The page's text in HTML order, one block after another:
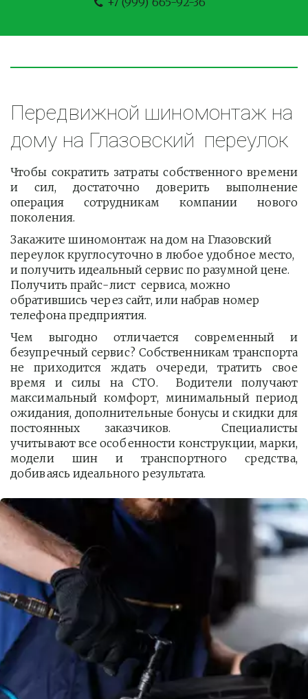
Передвижной шиномонтаж на
дому на Глазовский  переулок
Чтобы сократить затраты собственного времени
и сил, достаточно доверить выполнение
операция сотрудникам компании нового
поколения.
Закажите шиномонтаж на дом на Глазовский
переулок круглосуточно в любое удобное место,
и получить идеальный сервис по разумной цене.
Получить прайс-лист  сервиса, можно
обратившись через сайт, или набрав номер
телефона предприятия.
Чем выгодно отличается современный и
безупречный сервис? Собственникам транспорта
не приходится ждать очереди, тратить свое
время и силы на СТО. Водители получают
максимальный комфорт, минимальный период
ожидания, дополнительные бонусы и скидки для
постоянных заказчиков. Специалисты
учитывают все особенности конструкции, марки,
модели шин и транспортного средства,
добиваясь идеального результата.